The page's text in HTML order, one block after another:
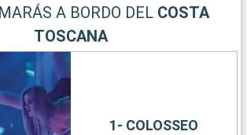
A BORDO DEL COSTA
TOSCANA
1- COLOSSEO